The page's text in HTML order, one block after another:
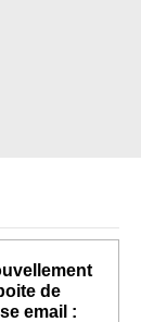
de
email :